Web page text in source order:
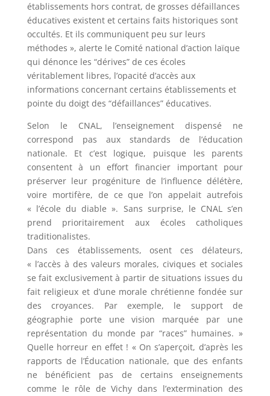
établissements hors contrat, de grosses défaillances
éducatives existent et certains faits historiques sont
occultés. Et ils communiquent peu sur leurs
méthodes », alerte le Comité national d’action laïque
qui dénonce les “dérives” de ces écoles
véritablement libres, l’opacité d’accès aux
informations concernant certains établissements et
pointe du doigt des “défaillances” éducatives.
Selon le CNAL, l’enseignement dispensé ne
correspond pas aux standards de l’éducation
nationale. Et c’est logique, puisque les parents
consentent à un effort financier important pour
préserver leur progéniture de l’influence délétère,
voire mortifère, de ce que l’on appelait autrefois
« l’école du diable ». Sans surprise, le CNAL s’en
prend prioritairement aux écoles catholiques
traditionalistes.
Dans ces établissements, osent ces délateurs,
« l’accès à des valeurs morales, civiques et sociales
se fait exclusivement à partir de situations issues du
fait religieux et d’une morale chrétienne fondée sur
des croyances. Par exemple, le support de
géographie porte une vision marquée par une
représentation du monde par “races” humaines. »
Quelle horreur en effet ! « On s’aperçoit, d’après les
rapports de l’Éducation nationale, que des enfants
ne bénéficient pas de certains enseignements
comme le rôle de Vichy dans l’extermination des